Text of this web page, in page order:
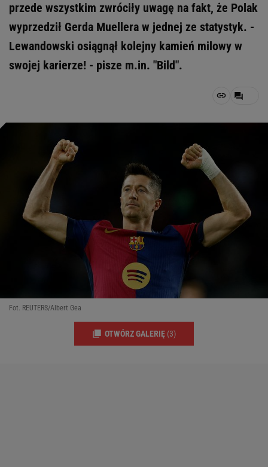
przede wszystkim zwróciły uwagę na fakt, że Polak
wyprzedził Gerda Muellera w jednej ze statystyk. -
Lewandowski osiągnął kolejny kamień milowy w
swojej karierze! - pisze m.in. "Bild".
Fot. REUTERS/Albert Gea
OTWÓRZ GALERIĘ (3)